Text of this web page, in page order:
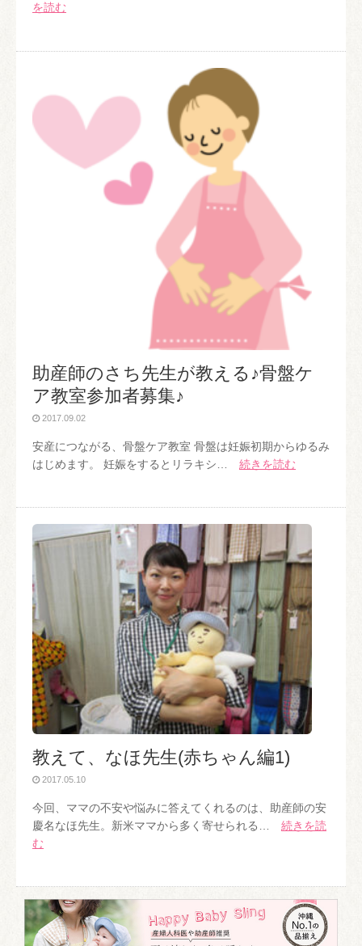
を読む
助産師のさち先生が教える♪骨盤ケ
ア教室参加者募集♪
2017.09.02
安産につながる、骨盤ケア教室 骨盤は妊娠初期からゆるみ
はじめます。 妊娠をするとリラキシ… 続きを読む
教えて、なほ先生(赤ちゃん編1)
2017.05.10
今回、ママの不安や悩みに答えてくれるのは、助産師の安
慶名なほ先生。新米ママから多く寄せられる… 続きを読
む